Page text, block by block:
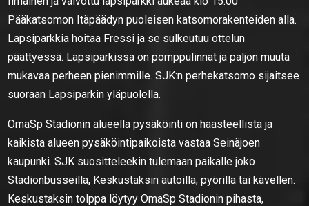
Pääkatsomon Itäpäädyn puoleisen katsomorakenteiden alla.
Lapsiparkkia hoitaa Fressi ja se sulkeutuu ottelun
päättyessä. Lapsiparkissa on pomppulinnat ja paljon muuta
mukavaa perheen pienimmille. SJK:n perhekatsomo sijaitsee
suoraan Lapsiparkin yläpuolella.
OmaSp Stadionin alueella pysäköinti on haasteellista ja
kaikista alueen pysäköintipaikoista vastaa Seinäjoen
kaupunki. SJK suositteleekin tulemaan paikalle joko
Stadionbusseilla, Keskustaksin autoilla, pyörillä tai kävellen.
Keskustaksin tolppa löytyy OmaSp Stadionin pihasta,